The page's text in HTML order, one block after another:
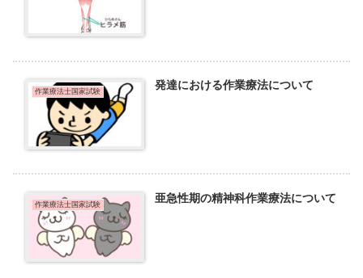
作業療法士国家試験 発達における作業療法について
作業療法士国家試験 亜急性期の精神科作業療法について